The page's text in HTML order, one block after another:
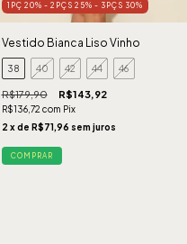
1PÇ 20% - 2PÇS 25% - 3PÇS 30%
Vestido Bianca Liso Vinho
38 40 42 44 46
R$179,90 R$143,92
R$136,72 com Pix
2 x de R$71,96 sem juros
COMPRAR